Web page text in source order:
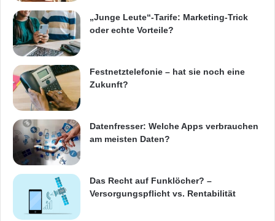
gehört der Dialekt zur Identität vieler
Menschen. Es ist daher wichtig, diese
regionalen Akzente zu berücksichtigen, um
den Leuten ihre etwaige Scheu vor modernen,
sprachgesteuerten Assistenzsystemen zu
nehmen“.
Christof Kellerwessel, Global Chief Engineer,
Electronic and Electrical Systems Engineering,
Ford of Europe, erklärte: „Sprache mit
regionalem Akzent gehört bei vielen Menschen
„Junge Leute“-Tarife: Marketing-Trick
oder echte Vorteile?
Festnetztelefonie – hat sie noch eine
Zukunft?
Datenfresser: Welche Apps verbrauchen
am meisten Daten?
Das Recht auf Funklöcher? –
Versorgungspflicht vs. Rentabilität